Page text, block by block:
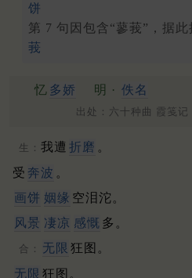
饼
第 7 句因包含“蓼莪”，据此
莪
忆 多娇 明 · 佚名
出处：六十种曲 霞笺记
生： 我遭 折磨 。
受 奔波 。
画饼 姻缘 空泪沱。
风景 凄凉 感慨 多。
合： 无限 狂图。
无限 狂图。